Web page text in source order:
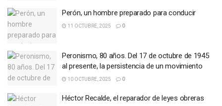
Perón, un hombre preparado para conducir
11 OCTUBRE, 2025 0
Peronismo, 80 años. Del 17 de octubre de 1945
al presente, la persistencia de un movimiento
10 OCTUBRE, 2025 0
Héctor Recalde, el reparador de leyes obreras